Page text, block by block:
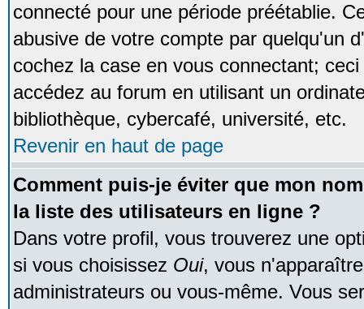
connecté pour une période préétablie.
abusive de votre compte par quelqu'un
cochez la case en vous connectant;
accédez au forum en utilisant un
bibliothèque, cybercafé, université, etc.
Revenir en haut de page
Comment puis-je éviter que mon
la liste des utilisateurs en ligne ?
Dans votre profil, vous trouverez une
si vous choisissez Oui, vous
administrateurs ou vous-même. Vous